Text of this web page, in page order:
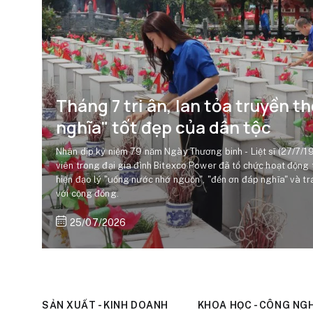
Tháng 7 tri ân, lan tỏa truyền
nghĩa" tốt đẹp của dân tộc
Nhân dịp kỷ niệm 79 năm Ngày Thương binh - Liệt sĩ (27/7/
viên trong đại gia đình Bitexco Power đã tổ chức hoạt động
hiện đạo lý "uống nước nhớ nguồn", "đền ơn đáp nghĩa" và
với cộng đồng.
25/07/2026
SẢN XUẤT - KINH DOANH KHOA HỌC - CÔNG